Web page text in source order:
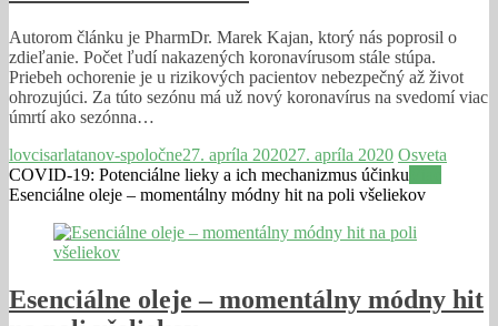
Autorom článku je PharmDr. Marek Kajan, ktorý nás poprosil o
zdieľanie. Počet ľudí nakazených koronavírusom stále stúpa.
Priebeh ochorenie je u rizikových pacientov nebezpečný až život
ohrozujúci. Za túto sezónu má už nový koronavírus na svedomí viac
úmrtí ako sezónna…
lovcisarlatanov-spoločne27. apríla 202027. apríla 2020 Osveta
COVID-19: Potenciálne lieky a ich mechanizmus účinku
Esenciálne oleje – momentálny módny hit na poli všeliekov
Esenciálne oleje – momentálny módny hit